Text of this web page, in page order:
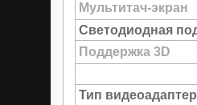
Мультитач-экран
Светодиодная
Поддержка 3D
Тип